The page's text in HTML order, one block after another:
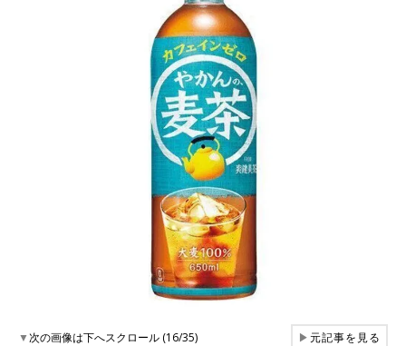
▼次の画像は下へスクロール (16/35) ▶元記事を見る